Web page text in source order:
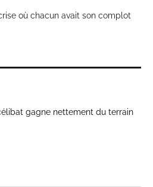
où chacun avait son complot
gagne nettement du terrain